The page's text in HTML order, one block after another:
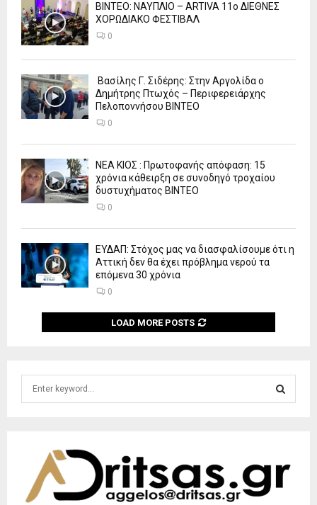
ΒΙΝΤΕΟ: ΝΑΥΠΛΙΟ – ARTIVA 11ο ΔΙΕΘΝΕΣ
ΧΟΡΩΔΙΑΚΟ ΦΕΣΤΙΒΑΛ
0
Βασίλης Γ. Σιδέρης: Στην Αργολίδα ο
Δημήτρης Πτωχός – Περιφερειάρχης
Πελοποννήσου ΒΙΝΤΕΟ
0
ΝΕΑ ΚΙΟΣ : Πρωτοφανής απόφαση: 15
χρόνια κάθειρξη σε συνοδηγό τροχαίου
δυστυχήματος ΒΙΝΤΕΟ
0
ΕΥΔΑΠ: Στόχος μας να διασφαλίσουμε ότι η
Αττική δεν θα έχει πρόβλημα νερού τα
επόμενα 30 χρόνια
0
LOAD MORE POSTS
A